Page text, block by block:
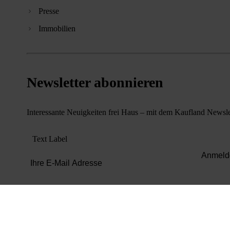
Presse
Immobilien
Newsletter abonnieren
Interessante Neuigkeiten frei Haus – mit dem Kaufland
Text Label